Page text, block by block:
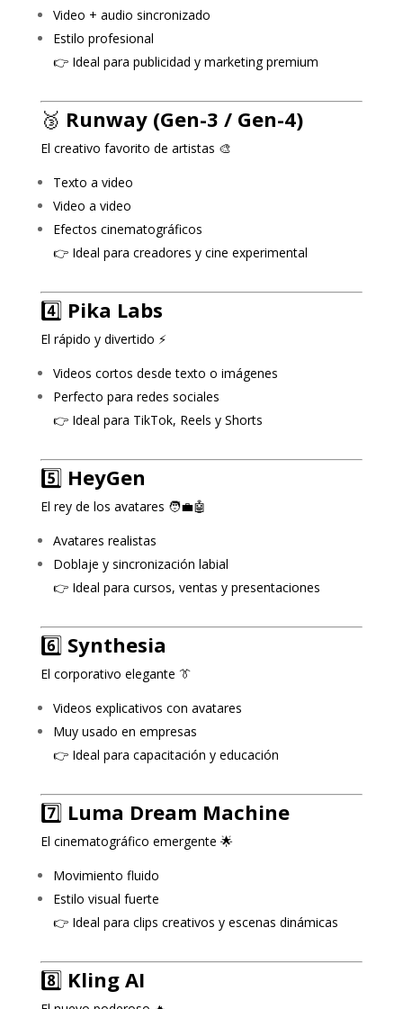
Video + audio sincronizado
Estilo profesional
👉 Ideal para publicidad y marketing premium
🥉 Runway (Gen-3 / Gen-4)
El creativo favorito de artistas 🎨
Texto a video
Video a video
Efectos cinematográficos
👉 Ideal para creadores y cine experimental
4️⃣ Pika Labs
El rápido y divertido ⚡
Videos cortos desde texto o imágenes
Perfecto para redes sociales
👉 Ideal para TikTok, Reels y Shorts
5️⃣ HeyGen
El rey de los avatares 🧑‍💼🤖
Avatares realistas
Doblaje y sincronización labial
👉 Ideal para cursos, ventas y presentaciones
6️⃣ Synthesia
El corporativo elegante 👔
Videos explicativos con avatares
Muy usado en empresas
👉 Ideal para capacitación y educación
7️⃣ Luma Dream Machine
El cinematográfico emergente 🌟
Movimiento fluido
Estilo visual fuerte
👉 Ideal para clips creativos y escenas dinámicas
8️⃣ Kling AI